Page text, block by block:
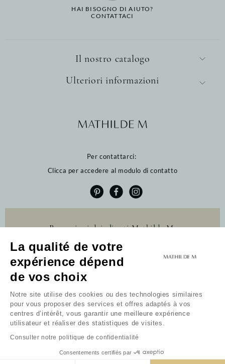
La qualité de votre
expérience dépend
de vos choix
Notre site utilise des cookies ou des technologies similaires
pour vous proposer des services et offres adaptés à vos
centres d’intérêt, vous garantir une meilleure expérience
utilisateur et réaliser des statistiques de visites.
Consulter notre politique de confidentialité
Consentements certifiés par
HAI BISOGNO DI AIUTO?
CONTATTACI
Il nostro catalogo
Per contattarci:
Clicca per accedere al modulo di contatto
Ulteriori informazioni
Recensioni dei clienti Mathilde M.
384 recensioni
Newsletter
Continuando, accetti i termini e condizioni e la politica
sulla privacy.
première commande
Ricevi il mio codice
première commande
Recevoir mon code